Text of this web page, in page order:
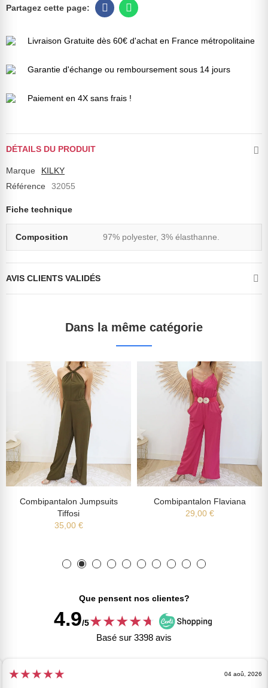
Livraison Gratuite dès 60€ d'achat en France métropolitaine
Garantie d'échange ou remboursement sous 14 jours
Paiement en 4X sans frais !
DÉTAILS DU PRODUIT
Marque
KILKY
Référence
32055
Fiche technique
Composition 97% polyester, 3% élasthanne.
AVIS CLIENTS VALIDÉS
Dans la même catégorie
Combipantalon Jumpsuits
Tiffosi
35,00 €
Combipantalon Flaviana
29,00 €
Que pensent nos clientes?
4.9/5★★★★★
★
Basé sur 3398 avis
★★★★★ 04 aoû, 2026